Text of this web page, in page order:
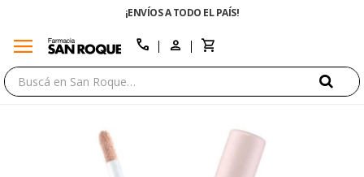
¡ENVÍOS A TODO EL PAÍS!
menu call
close